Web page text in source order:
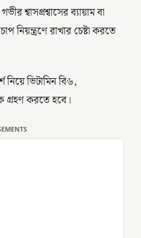
শ্বাসপ্রশ্বাসের ব্যায়াম বা
নিয়ন্ত্রণে রাখার চেষ্টা করতে
নিয়ে ভিটামিন বি৬,
গ্রহণ করতে হবে।